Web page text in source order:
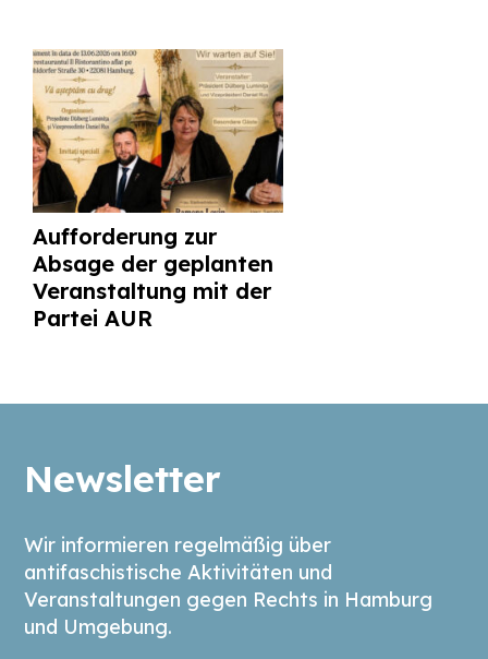
Aufforderung zur
Absage der geplanten
Veranstaltung mit der
Partei AUR
Newsletter
Wir informieren regelmäßig über
antifaschistische Aktivitäten und
Veranstaltungen gegen Rechts in Hamburg
und Umgebung.